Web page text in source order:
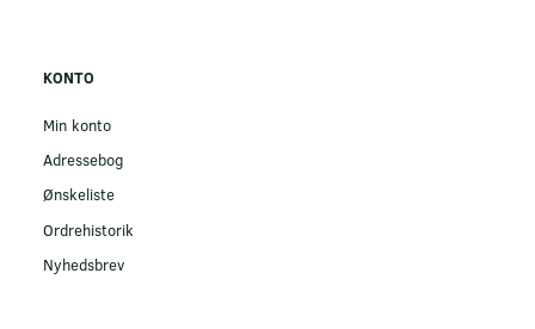
KONTO
Min konto
Adressebog
Ønskeliste
Ordrehistorik
Nyhedsbrev